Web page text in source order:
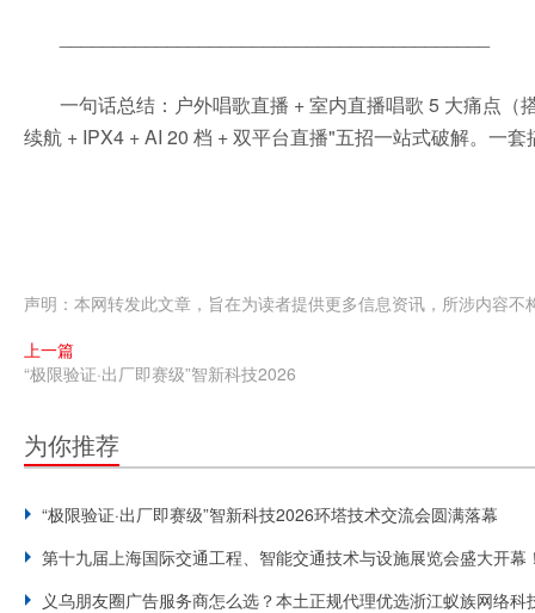
一句话总结：户外唱歌直播 + 室内直播唱歌 5 大痛点
续航 + IPX4 + AI 20 档 + 双平台直播"五招一站式破解。一
声明：本网转发此文章，旨在为读者提供更多信息资讯，所涉内容
上一篇
“极限验证·出厂即赛级”智新科技2026
为你推荐
“极限验证·出厂即赛级”智新科技2026环塔技术交流会圆满落幕
第十九届上海国际交通工程、智能交通技术与设施展览会盛大开幕
义乌朋友圈广告服务商怎么选？本土正规代理优选浙江蚁族网络科